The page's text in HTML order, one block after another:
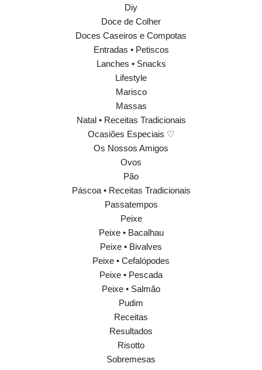
Diy
Doce de Colher
Doces Caseiros e Compotas
Entradas • Petiscos
Lanches • Snacks
Lifestyle
Marisco
Massas
Natal • Receitas Tradicionais
Ocasiões Especiais ♡
Os Nossos Amigos
Ovos
Pão
Páscoa • Receitas Tradicionais
Passatempos
Peixe
Peixe • Bacalhau
Peixe • Bivalves
Peixe • Cefalópodes
Peixe • Pescada
Peixe • Salmão
Pudim
Receitas
Resultados
Risotto
Sobremesas